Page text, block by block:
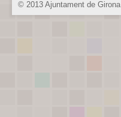
© 2013 Ajuntament de Girona